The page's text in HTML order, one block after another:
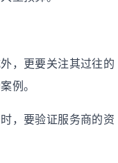
，更要关注其过往的
例。
，要验证服务商的资